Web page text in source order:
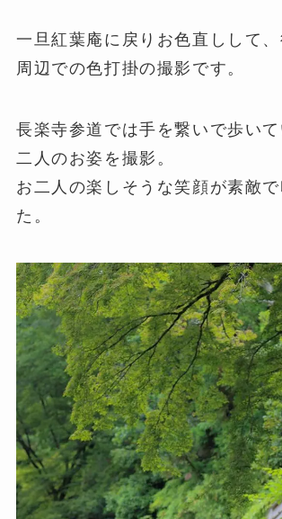
一旦紅葉庵に戻りお色直しして
周辺での色打掛の撮影です。
長楽寺参道では手を繋いで歩い
二人のお姿を撮影。
お二人の楽しそうな笑顔が素敵
た。